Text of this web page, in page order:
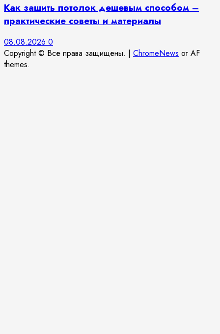
Как зашить потолок дешевым способом –
практические советы и материалы
08.08.2026 0
Copyright © Все права защищены. | ChromeNews от AF
themes.